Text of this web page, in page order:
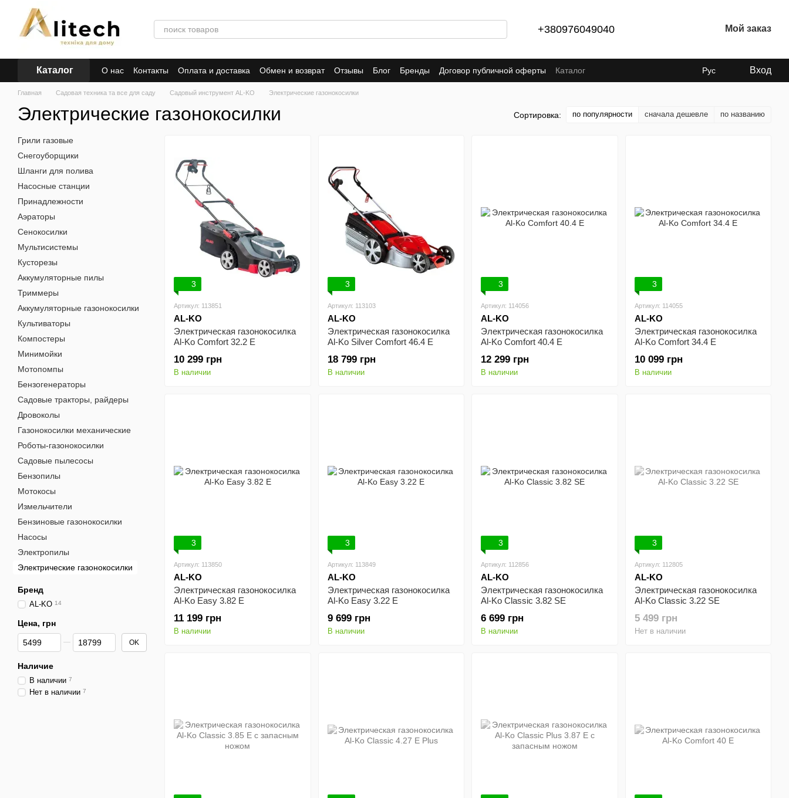
Перейти к основному контенту
+380976049040 Мой заказ
Каталог О нас Контакты Оплата и доставка Обмен и возврат Отзывы Блог Бренды Договор публичной оферты Каталог Рус Вход
Главная Садовая техника та все для саду Садовый инструмент AL-KO Электрические газонокосилки
Электрические газонокосилки Сортировка: по популярности сначала дешевле по названию
3
Артикул: 113851
AL-KO
Электрическая газонокосилка
Al-Ko Comfort 32.2 E
10 299 грн
В наличии
3
Артикул: 113103
AL-KO
Электрическая газонокосилка
Al-Ko Silver Comfort 46.4 E
18 799 грн
В наличии
3
Артикул: 114056
AL-KO
Электрическая газонокосилка
Al-Ko Comfort 40.4 E
12 299 грн
В наличии
3
Артикул: 114055
AL-KO
Электрическая газонокосилка
Al-Ko Comfort 34.4 E
10 099 грн
В наличии
3
Артикул: 113850
AL-KO
Электрическая газонокосилка
Al-Ko Easy 3.82 E
11 199 грн
В наличии
3
Артикул: 113849
AL-KO
Электрическая газонокосилка
Al-Ko Easy 3.22 E
9 699 грн
В наличии
3
Артикул: 112856
AL-KO
Электрическая газонокосилка
Al-Ko Classic 3.82 SE
6 699 грн
В наличии
3
Артикул: 112805
AL-KO
Электрическая газонокосилка
Al-Ko Classic 3.22 SE
5 499 грн
Нет в наличии
Грили газовые
Снегоуборщики
Шланги для полива
Насосные станции
Принадлежности
Аэраторы
Сенокосилки
Мультисистемы
Кусторезы
Аккумуляторные пилы
Триммеры
Аккумуляторные газонокосилки
Культиваторы
Компостеры
Минимойки
Мотопомпы
Бензогенераторы
Садовые тракторы, райдеры
Дровоколы
Газонокосилки механические
Роботы-газонокосилки
Садовые пылесосы
Бензопилы
Мотокосы
Измельчители
Бензиновые газонокосилки
Насосы
Электропилы
Электрические газонокосилки
Бренд
AL-KO 14
Цена, грн
От Цена, грн
До Цена, грн OK
Наличие
В наличии 7
Нет в наличии 7